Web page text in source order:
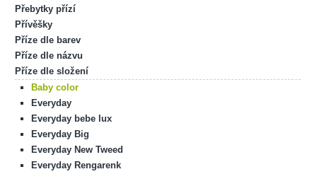
Přebytky přízí
Přívěšky
Příze dle barev
Příze dle názvu
Příze dle složení
Baby color
Everyday
Everyday bebe lux
Everyday Big
Everyday New Tweed
Everyday Rengarenk